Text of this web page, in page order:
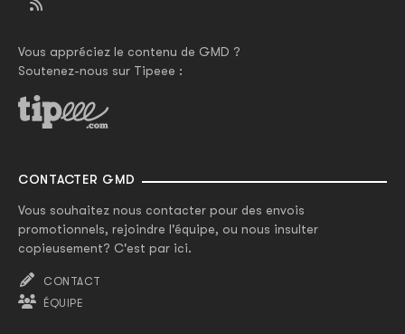
Vous appréciez le contenu de GMD ?
Soutenez-nous sur Tipeee :
CONTACTER GMD
Vous souhaitez nous contacter pour des envois
promotionnels, rejoindre l'équipe, ou nous insulter
copieusement? C'est par ici.
CONTACT
ÉQUIPE